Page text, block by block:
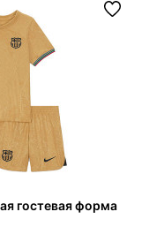
гостевая форма